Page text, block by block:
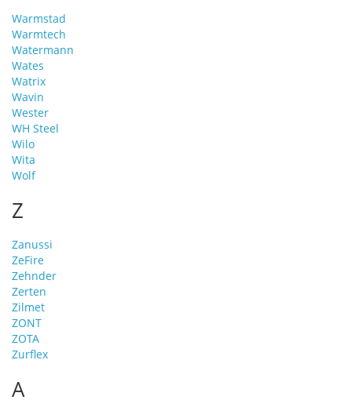
Warmstad
Warmtech
Watermann
Wates
Watrix
Wavin
Wester
WH Steel
Wilo
Wita
Wolf
Z
Zanussi
ZeFire
Zehnder
Zerten
Zilmet
ZONT
ZOTA
Zurflex
А